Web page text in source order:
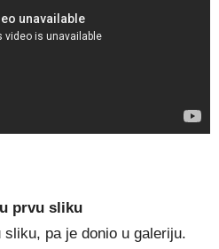
prvu sliku
pa je donio u galeriju.